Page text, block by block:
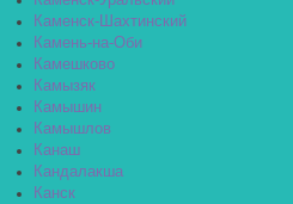
Каменск-Шахтинский
Камень-на-Оби
Камешково
Камызяк
Камышин
Камышлов
Канаш
Кандалакша
Канск